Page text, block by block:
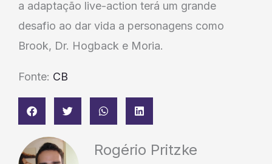
a adaptação live-action terá um grande
desafio ao dar vida a personagens como
Brook, Dr. Hogback e Moria.
Fonte: CB
Rogério Pritzke